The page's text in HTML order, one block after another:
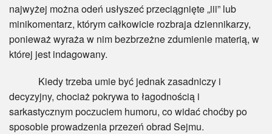
najwyżej można odeń usłyszeć przeciągnięte „iii” lub
minikomentarz, którym całkowicie rozbraja dziennikarzy,
ponieważ wyraża w nim bezbrzeżne zdumienie materią, w
której jest indagowany.
Kiedy trzeba umie być jednak zasadniczy i
decyzyjny, chociaż pokrywa to łagodnością i
sarkastycznym poczuciem humoru, co widać choćby po
sposobie prowadzenia przezeń obrad Sejmu.